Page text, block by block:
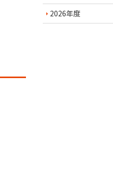
2026年度